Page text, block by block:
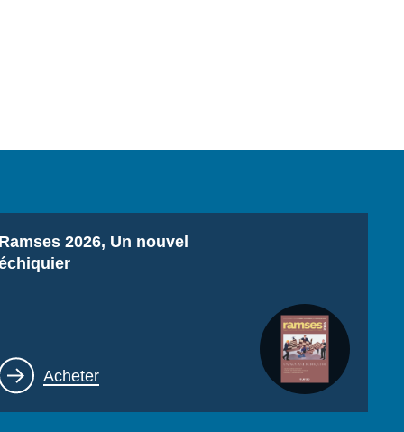
2026, Un nouvel
Lien
Acheter